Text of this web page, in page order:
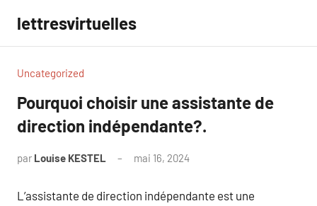
contenu
lettresvirtuelles
Uncategorized
Pourquoi choisir une assistante de
direction indépendante?.
par Louise KESTEL mai 16, 2024
L’assistante de direction indépendante est une